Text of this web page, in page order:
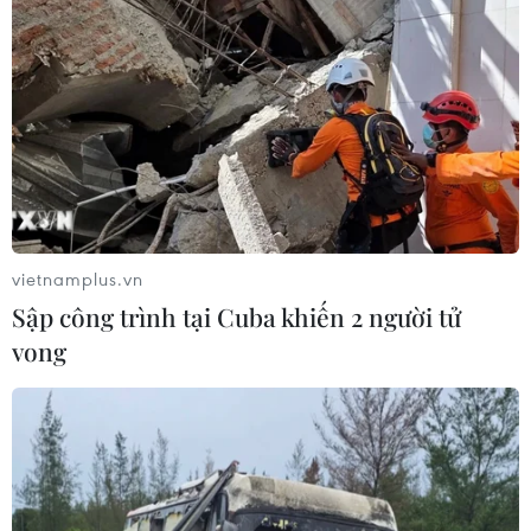
Sở hữu trí tuệ
Quy định sử dụng
RSS
Hỗ trợ
Ngôn ngữ
TTXVN
Dịch vụ tin
Quảng cáo
Liên hệ
Giấy phép số: 1374/GP-BTTTT do Bộ Thông tin và Truyền thông
cấp ngày 11/9/2008.
Quảng cáo: Phó TBT Nguyễn Thị Tám: 093.5958688, Email:
tamvna@gmail.com
Điện thoại: (024) 39411349 - (024) 39411348, Fax: (024)
39411348
Email: vietnamplus2008@gmail.com
vietnamplus.vn
Sập công trình tại Cuba khiến 2 người tử
vong